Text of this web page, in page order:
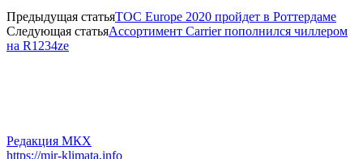
Предыдущая статьяTOC Europe 2020 пройдет в Роттердаме
Следующая статьяАссортимент Carrier пополнился чиллером
на R1234ze
Редакция МКХ
https://mir-klimata.info